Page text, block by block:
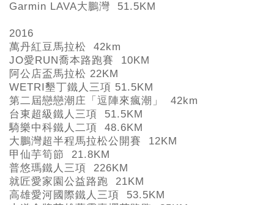
Garmin LAVA大鵬灣 51.5KM
2016
萬丹紅豆馬拉松 42km
JO愛RUN喬本路跑賽 10KM
阿公店盃馬拉松 22KM
WETRI 墾丁鐵人三項 51.5KM
第二屆戀戀潮庄「逗陣來瘋潮」 42km
台東超級鐵人三項 51.5KM
騎樂中科鐵人二項 48.6KM
大鵬灣超半程馬拉松公開賽 12KM
甲仙芋筍節 21.8KM
普悠瑪鐵人三項 226KM
就匠愛家園公益路跑 21KM
高雄愛河國際鐵人三項 53.5KM